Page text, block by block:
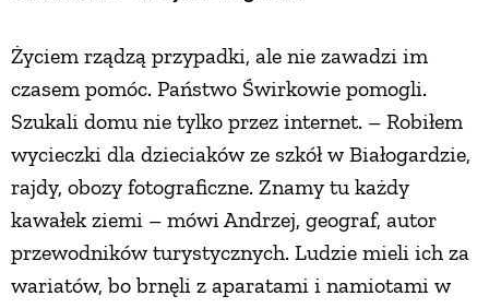
Życiem rządzą przypadki, ale nie zawadzi im
czasem pomóc. Państwo Świrkowie pomogli.
Szukali domu nie tylko przez internet. – Robiłem
wycieczki dla dzieciaków ze szkół w Białogardzie,
rajdy, obozy fotograficzne. Znamy tu każdy
kawałek ziemi – mówi Andrzej, geograf, autor
przewodników turystycznych. Ludzie mieli ich za
wariatów, bo brnęli z aparatami i namiotami w